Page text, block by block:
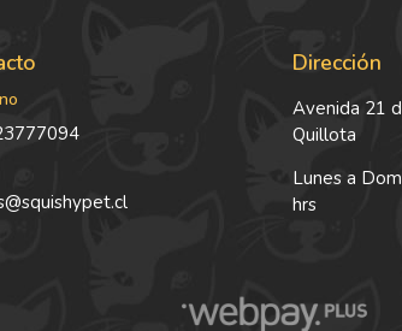
Dirección
Avenida 21
Quillota
Lunes a
hrs